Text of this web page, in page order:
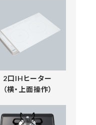
2口IHヒーター
（横・上面操作）